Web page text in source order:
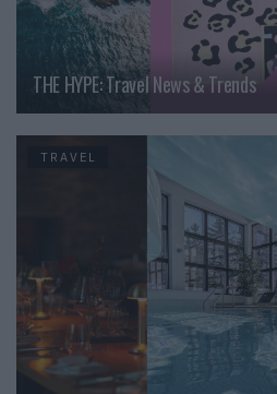
THE HYPE: Travel News & Trends
TRAVEL